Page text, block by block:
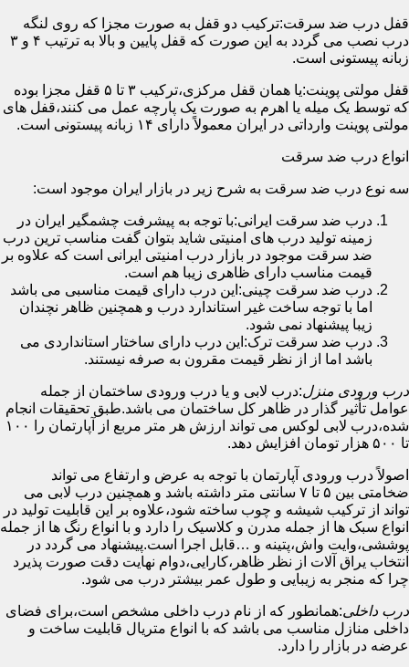
قفل درب ضد سرقت:ترکیب دو قفل به صورت مجزا که روی لنگه
درب نصب می گردد به این صورت که قفل پایین و بالا به ترتیب ۴ و ۳
زبانه پیستونی است.
قفل مولتی پوینت:یا همان قفل مرکزی،ترکیب ۳ تا ۵ قفل مجزا بوده
که توسط یک میله یا اهرم به صورت یک پارچه عمل می کنند،قفل های
مولتی پوینت وارداتی در ایران معمولاً دارای ۱۴ زبانه پیستونی است.
انواع درب ضد سرقت
سه نوع درب ضد سرقت به شرح زیر در بازار ایران موجود است:
درب ضد سرقت ایرانی:با توجه به پیشرفت چشمگیر ایران در
زمینه تولید درب های امنیتی شاید بتوان گفت مناسب ترین درب
ضد سرقت موجود در بازار درب امنیتی ایرانی است که علاوه بر
قیمت مناسب دارای ظاهری زیبا هم است.
درب ضد سرقت چینی:این درب دارای قیمت مناسبی می باشد
اما با توجه ساخت غیر استاندارد درب و همچنین ظاهر نچندان
زیبا پیشنهاد نمی شود.
درب ضد سرقت ترک:این درب دارای ساختار استانداردی می
باشد اما از از نظر قیمت مقرون به صرفه نیستند.
درب ورودی منزل:درب لابی و یا درب ورودی ساختمان از جمله
عوامل تأثیر گذار در ظاهر کل ساختمان می باشد.طبق تحقیقات انجام
شده،درب لابی لوکس می تواند ارزش هر متر مربع از آپارتمان را ۱۰۰
تا ۵۰۰ هزار تومان افزایش دهد.
اصولاً درب ورودی آپارتمان با توجه به عرض و ارتفاع می تواند
ضخامتی بین ۵ تا ۷ سانتی متر داشته باشد و همچنین درب لابی می
تواند از ترکیب شیشه و چوب ساخته شود،علاوه بر این قابلیت تولید در
انواع سبک ها از جمله مدرن و کلاسیک را دارد و با انواع رنگ ها از جمله
پوششی،وایت واش،پتینه و …قابل اجرا است.پیشنهاد می گردد در
انتخاب یراق آلات از نظر ظاهر،کارایی،دوام نهایت دقت صورت پذیرد
چرا که منجر به زیبایی و طول عمر بیشتر درب می شود.
درب داخلی:همانطور که از نام درب داخلی مشخص است،برای فضای
داخلی منازل مناسب می باشد که با انواع متریال قابلیت ساخت و
عرضه در بازار را دارد.